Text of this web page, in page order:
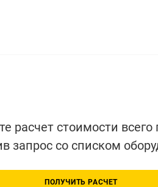
расчет стоимости всего
запрос со списком
ПОЛУЧИТЬ РАСЧЕТ